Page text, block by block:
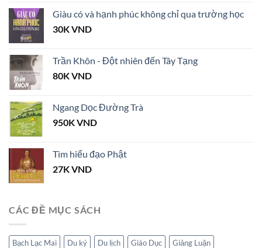
Giàu có và hạnh phúc không chỉ qua trường học
30KVND
Trần Khôn - Đột nhiên đến Tây Tạng
80KVND
Ngang Dọc Đường Trà
950KVND
Tìm hiểu đạo Phật
27KVND
CÁC ĐỀ MỤC SÁCH
Bạch Lạc Mai Du ký Du lịch Giáo Dục
Giảng Luận